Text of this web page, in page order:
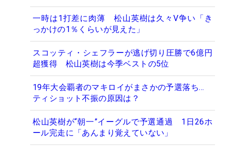
一時は1打差に肉薄 松山英樹は久々V争い「き
っかけの1％くらいが見えた」
スコッティ・シェフラーが逃げ切り圧勝で6億円
超獲得 松山英樹は今季ベストの5位
19年大会覇者のマキロイがまさかの予選落ち…
ティショット不振の原因は？
松山英樹が“朝一”イーグルで予選通過 1日26ホ
ール完走に「あんまり覚えていない」